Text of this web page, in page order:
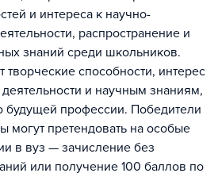
и интереса к научно-
распространение и
знаний среди школьников.
способности, интерес
и научным знаниям,
будущей профессии. Победители
претендовать на особые
в вуз — зачисление без
или получение 100 баллов по